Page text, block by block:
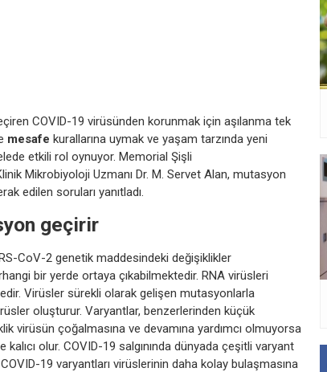
COVID-19 virüsünden korunmak için aşılanma tek
mesafe kurallarına uymak ve yaşam tarzında yeni
etkili rol oynuyor. Memorial Şişli
Mikrobiyoloji Uzmanı Dr. M. Servet Alan, mutasyon
edilen soruları yanıtladı.
geçirir
CoV-2 genetik maddesindeki değişiklikler
bir yerde ortaya çıkabilmektedir. RNA virüsleri
Virüsler sürekli olarak gelişen mutasyonlarla
oluşturur. Varyantlar, benzerlerinden küçük
virüsün çoğalmasına ve devamına yardımcı olmuyorsa
olur. COVID-19 salgınında dünyada çeşitli varyant
19 varyantları virüslerinin daha kolay bulaşmasına